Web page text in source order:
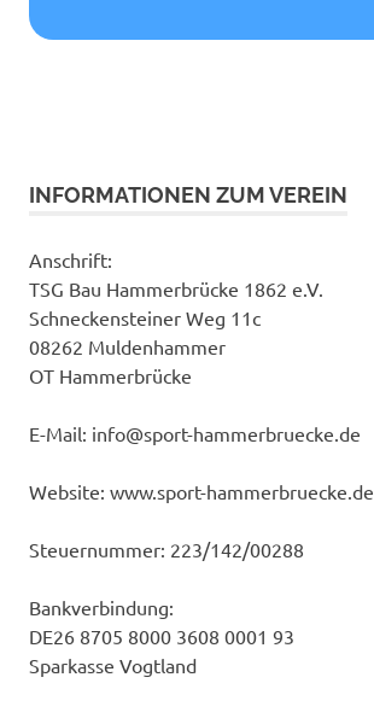
INFORMATIONEN ZUM VEREIN
Anschrift:
TSG Bau Hammerbrücke 1862 e.V.
Schneckensteiner Weg 11c
08262 Muldenhammer
OT Hammerbrücke
E-Mail: info@sport-hammerbruecke.de
Website: www.sport-hammerbruecke.de
Steuernummer: 223/142/00288
Bankverbindung:
DE26 8705 8000 3608 0001 93
Sparkasse Vogtland